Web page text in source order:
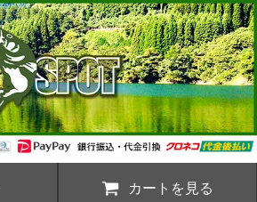
カートを見る